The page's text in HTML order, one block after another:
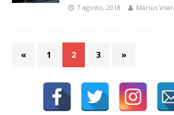
7 agosto, 2018 Màrius Vilar
« 1 2 3 »